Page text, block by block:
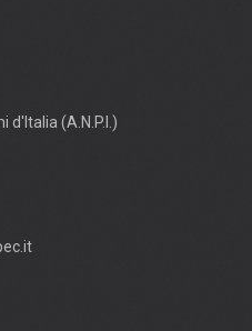
d'Italia (A.N.P.I.)